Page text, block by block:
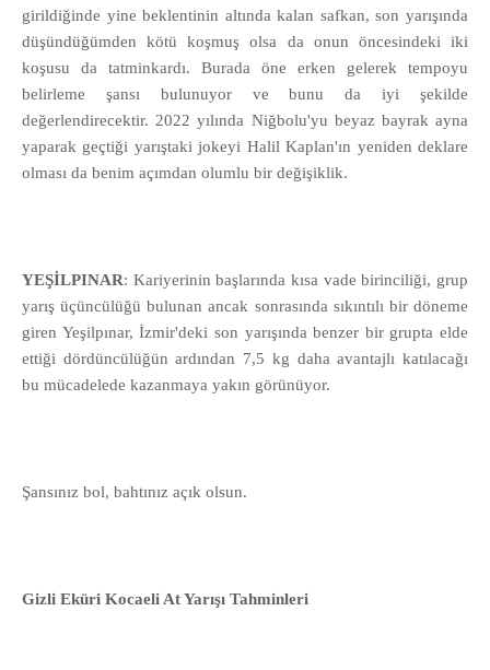
girildiğinde yine beklentinin altında kalan safkan, son yarışında
düşündüğümden kötü koşmuş olsa da onun öncesindeki iki
koşusu da tatminkardı. Burada öne erken gelerek tempoyu
belirleme şansı bulunuyor ve bunu da iyi şekilde
değerlendirecektir. 2022 yılında Niğbolu'yu beyaz bayrak ayna
yaparak geçtiği yarıştaki jokeyi Halil Kaplan'ın yeniden deklare
olması da benim açımdan olumlu bir değişiklik.
YEŞİLPINAR: Kariyerinin başlarında kısa vade birinciliği, grup
yarış üçüncülüğü bulunan ancak sonrasında sıkıntılı bir döneme
giren Yeşilpınar, İzmir'deki son yarışında benzer bir grupta elde
ettiği dördüncülüğün ardından 7,5 kg daha avantajlı katılacağı
bu mücadelede kazanmaya yakın görünüyor.
Şansınız bol, bahtınız açık olsun.
Gizli Eküri Kocaeli At Yarışı Tahminleri